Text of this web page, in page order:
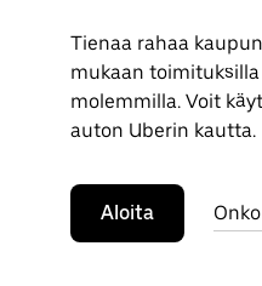
Tienaa rahaa
mukaan
molemmilla. Voit
auton Uberin kautta.
Aloita